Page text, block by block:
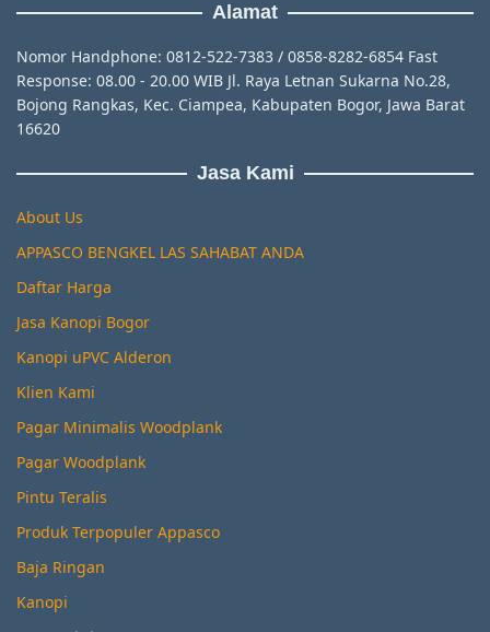
Alamat
Nomor Handphone: 0812-522-7383 / 0858-8282-6854 Fast
Response: 08.00 - 20.00 WIB Jl. Raya Letnan Sukarna No.28,
Bojong Rangkas, Kec. Ciampea, Kabupaten Bogor, Jawa Barat
16620
Jasa Kami
About Us
APPASCO BENGKEL LAS SAHABAT ANDA
Daftar Harga
Jasa Kanopi Bogor
Kanopi uPVC Alderon
Klien Kami
Pagar Minimalis Woodplank
Pagar Woodplank
Pintu Teralis
Produk Terpopuler Appasco
Baja Ringan
Kanopi